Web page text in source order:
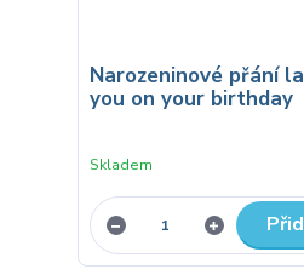
Narozeninové přání
you on your birthday
Skladem